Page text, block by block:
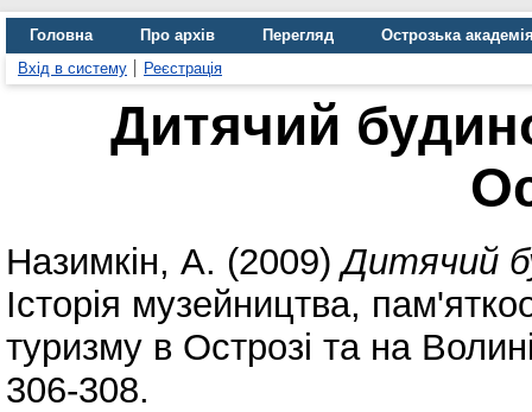
Головна Про архів Перегляд
Острозька
Вхід в систему
Реєстрація
Дитячий
Назимкін, А. (2009)Дитячий
Історія музейництва,
туризму в Острозі та на
306-308.